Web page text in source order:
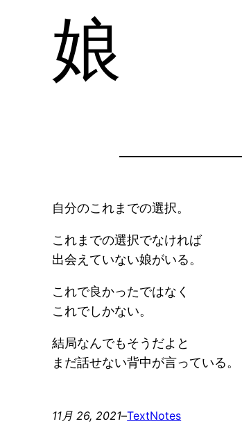
娘
自分のこれまでの選択。
これまでの選択でなければ
出会えていない娘がいる。
これで良かったではなく
これでしかない。
結局なんでもそうだよと
まだ話せない背中が言っている。
11月 26, 2021–TextNotes